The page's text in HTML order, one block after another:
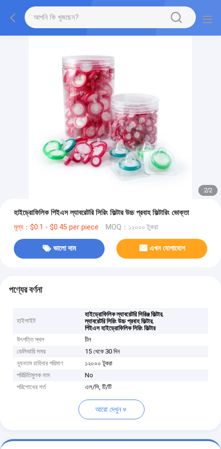
2/2
হাইড্রোফিলিক পিইএস ল্যাবরেটরি সিরিং ফিল্টার উচ্চ প্রবাহ ফিল্টারিং ভোক্তা
মূল্য：$0.1 - $0.45 per piece MOQ：১২০০০ টুকরা
ভালো দাম এখন যোগাযোগ
পণ্যের বর্ণনা
হাইলাইট
হাইড্রোফিলিক ল্যাবরেটরি সিরিঞ্জ ফিল্টার,
ল্যাবরেটরি সিরিং উচ্চ প্রবাহ ফিল্টার,
পিইএস হাইড্রোফিলিক সিরিং ফিল্টার
উৎপত্তি স্থল
চীন
ডেলিভারি সময়
15 থেকে 30 দিন
ন্যূনতম চাহিদার পরিমাণ
১২০০০ টুকরা
পরিচিতিমুলক নাম
No
পরিশোধের শর্ত
এল/সি, টি/টি
আরো দেখুন